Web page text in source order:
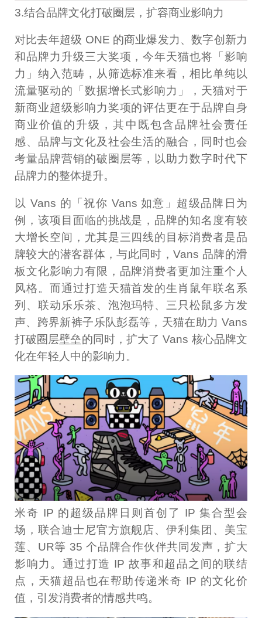
3.结合品牌文化打破圈层，扩容商业影响力
对比去年超级 ONE 的商业爆发力、数字创新力
和品牌力升级三大奖项，今年天猫也将「影响
力」纳入范畴，从筛选标准来看，相比单纯以
流量驱动的「数据增长式影响力」，天猫对于
新商业超级影响力奖项的评估更在于品牌自身
商业价值的升级，其中既包含品牌社会责任
感、品牌与文化及社会生活的融合，同时也会
考量品牌营销的破圈层等，以助力数字时代下
品牌力的整体提升。
以 Vans 的「祝你 Vans 如意」超级品牌日为
例，该项目面临的挑战是，品牌的知名度有较
大增长空间，尤其是三四线的目标消费者是品
牌较大的潜客群体，与此同时，Vans 品牌的滑
板文化影响力有限，品牌消费者更加注重个人
风格。而通过打造天猫首发的生肖鼠年联名系
列、联动乐乐茶、泡泡玛特、三只松鼠多方发
声、跨界新裤子乐队彭磊等，天猫在助力 Vans
打破圈层壁垒的同时，扩大了 Vans 核心品牌文
化在年轻人中的影响力。
米奇 IP 的超级品牌日则首创了 IP 集合型会
场，联合迪士尼官方旗舰店、伊利集团、美宝
莲、UR等 35 个品牌合作伙伴共同发声，扩大
影响力。通过打造 IP 故事和超品之间的联结
点，天猫超品也在帮助传递米奇 IP 的文化价
值，引发消费者的情感共鸣。